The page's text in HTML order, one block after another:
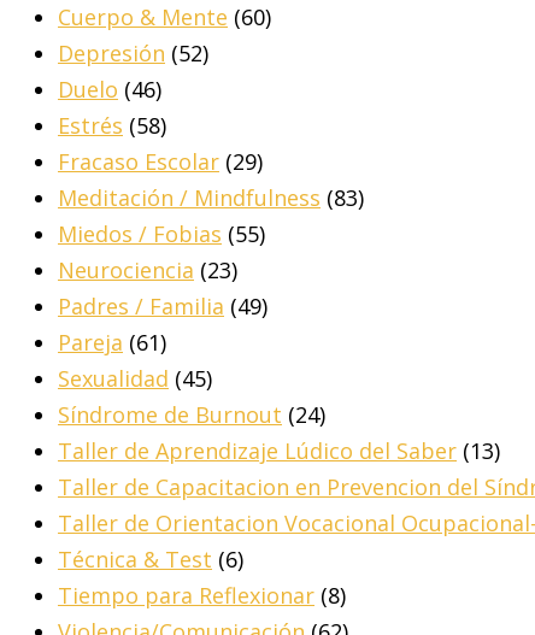
Cuerpo & Mente (60)
Depresión (52)
Duelo (46)
Estrés (58)
Fracaso Escolar (29)
Meditación / Mindfulness (83)
Miedos / Fobias (55)
Neurociencia (23)
Padres / Familia (49)
Pareja (61)
Sexualidad (45)
Síndrome de Burnout (24)
Taller de Aprendizaje Lúdico del Saber (13)
Taller de Capacitacion en Prevencion del
Taller de Orientacion Vocacional
Técnica & Test (6)
Tiempo para Reflexionar (8)